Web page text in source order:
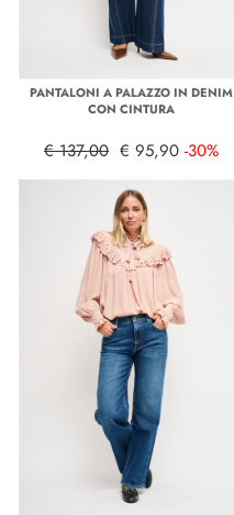
PANTALONI A PALAZZO IN DENIM
CON CINTURA
€ 137,00 € 95,90 -30%